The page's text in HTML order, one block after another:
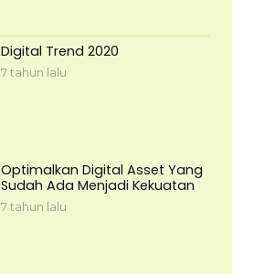
Digital Trend 2020
7 tahun lalu
Optimalkan Digital Asset Yang
Sudah Ada Menjadi Kekuatan
7 tahun lalu